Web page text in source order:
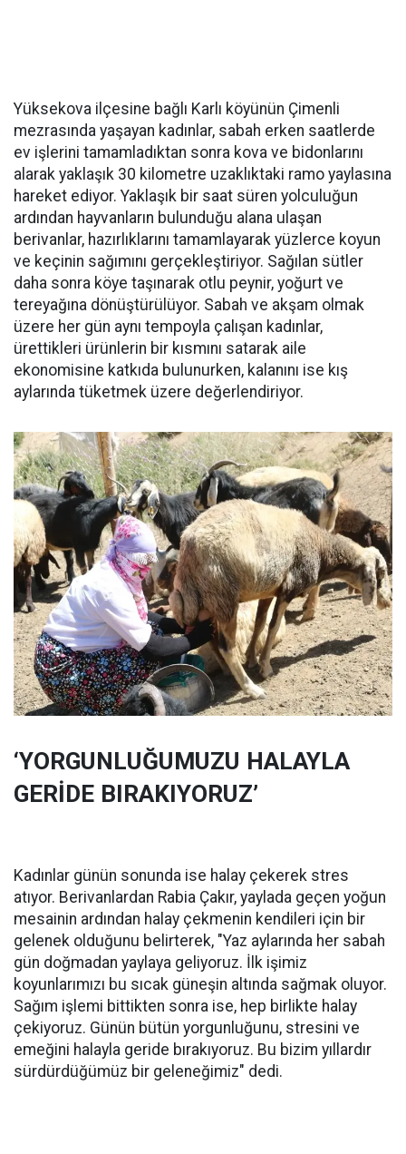
Yüksekova ilçesine bağlı Karlı köyünün Çimenli
mezrasında yaşayan kadınlar, sabah erken saatlerde
ev işlerini tamamladıktan sonra kova ve bidonlarını
alarak yaklaşık 30 kilometre uzaklıktaki ramo yaylasına
hareket ediyor. Yaklaşık bir saat süren yolculuğun
ardından hayvanların bulunduğu alana ulaşan
berivanlar, hazırlıklarını tamamlayarak yüzlerce koyun
ve keçinin sağımını gerçekleştiriyor. Sağılan sütler
daha sonra köye taşınarak otlu peynir, yoğurt ve
tereyağına dönüştürülüyor. Sabah ve akşam olmak
üzere her gün aynı tempoyla çalışan kadınlar,
ürettikleri ürünlerin bir kısmını satarak aile
ekonomisine katkıda bulunurken, kalanını ise kış
aylarında tüketmek üzere değerlendiriyor.
‘YORGUNLUĞUMUZU HALAYLA
GERİDE BIRAKIYORUZ’
Kadınlar günün sonunda ise halay çekerek stres
atıyor. Berivanlardan Rabia Çakır, yaylada geçen yoğun
mesainin ardından halay çekmenin kendileri için bir
gelenek olduğunu belirterek, "Yaz aylarında her sabah
gün doğmadan yaylaya geliyoruz. İlk işimiz
koyunlarımızı bu sıcak güneşin altında sağmak oluyor.
Sağım işlemi bittikten sonra ise, hep birlikte halay
çekiyoruz. Günün bütün yorgunluğunu, stresini ve
emeğini halayla geride bırakıyoruz. Bu bizim yıllardır
sürdürdüğümüz bir geleneğimiz" dedi.